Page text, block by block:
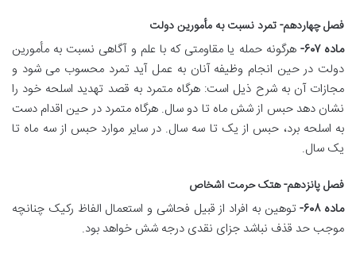
فصل چهاردهم- تمرد نسبت به مأمورین دولت
ماده ۶۰۷-
هرگونه حمله یا مقاومتی که با علم و آگاهی نسبت به مأمورین
دولت در حین انجام وظیفه آنان به عمل آید تمرد محسوب می شود و
مجازات آن به شرح ذیل است: هرگاه متمرد به قصد تهدید اسلحه خود را
نشان دهد حبس از شش ماه تا دو سال. هرگاه متمرد در حین اقدام دست
به اسلحه برد، حبس از یک تا سه سال. در سایر موارد حبس از سه ماه تا
یک سال.
فصل پانزدهم- هتک حرمت اشخاص
ماده ۶۰۸-
توهین به افراد از قبیل فحاشی و استعمال الفاظ رکیک چنانچه
موجب حد قذف نباشد جزای نقدی درجه شش خواهد بود.